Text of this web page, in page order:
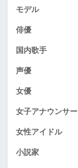
モデル
俳優
国内歌手
声優
女優
女子アナウンサー
女性アイドル
小説家